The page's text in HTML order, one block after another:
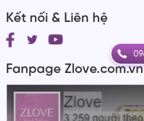
Kết nối & Liên hệ
Fanpage Zlove.com.vn